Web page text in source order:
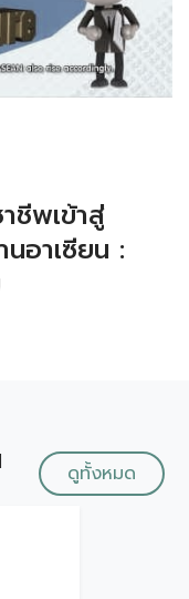
ชีพเข้าสู่
อาเซียน :
ดูทั้งหมด